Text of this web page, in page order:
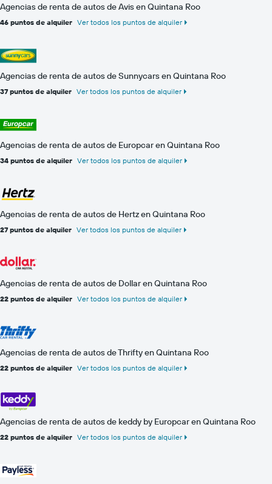
Agencias de renta de autos de Avis en Quintana Roo
46 puntos de alquiler Ver todos los puntos de alquiler
Agencias de renta de autos de Sunnycars en Quintana Roo
37 puntos de alquiler Ver todos los puntos de alquiler
Agencias de renta de autos de Europcar en Quintana Roo
34 puntos de alquiler Ver todos los puntos de alquiler
Agencias de renta de autos de Hertz en Quintana Roo
27 puntos de alquiler Ver todos los puntos de alquiler
Agencias de renta de autos de Dollar en Quintana Roo
22 puntos de alquiler Ver todos los puntos de alquiler
Agencias de renta de autos de Thrifty en Quintana Roo
22 puntos de alquiler Ver todos los puntos de alquiler
Agencias de renta de autos de keddy by Europcar en Quintana Roo
22 puntos de alquiler Ver todos los puntos de alquiler